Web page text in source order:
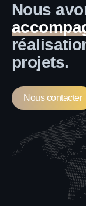
Nous
projets.
Nous contacter